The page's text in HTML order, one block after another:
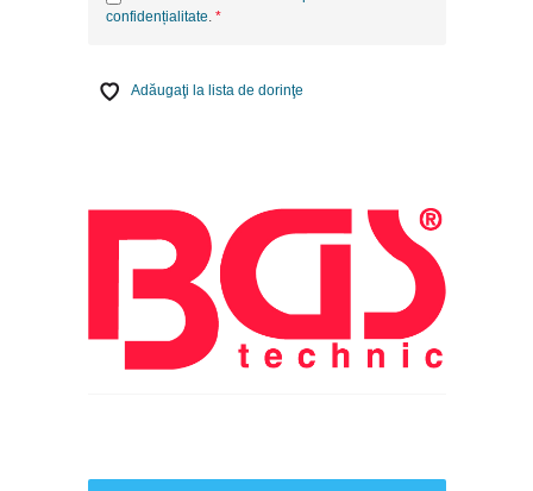
confidențialitate.
Adăugaţi la lista de dorinţe